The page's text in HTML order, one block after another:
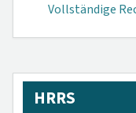
Vollständige
HRRS